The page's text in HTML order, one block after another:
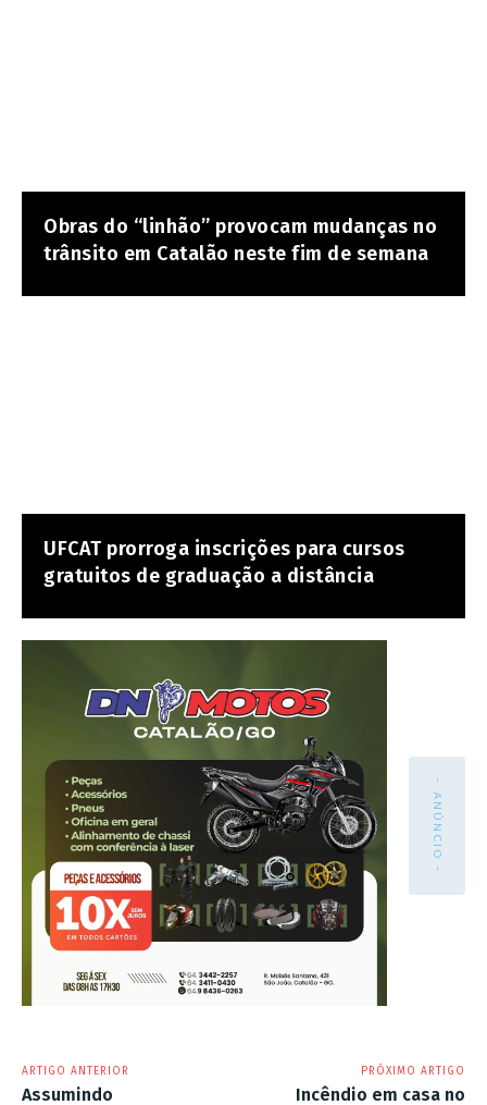
Obras do “linhão” provocam mudanças no
trânsito em Catalão neste fim de semana
UFCAT prorroga inscrições para cursos
gratuitos de graduação a distância
- ANÚNCIO -
ARTIGO ANTERIOR
Assumindo
PRÓXIMO ARTIGO
Incêndio em casa no